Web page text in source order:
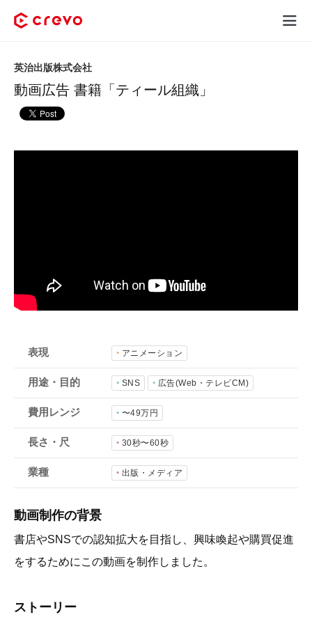
採用コンテンツ制作
お役立ち情報
会社概要
採用情報
お問合わせ・無料見積もり
動画広告 書籍「ティール組織」
英治出版株式会社
表現 アニメーション
用途・目的 SNS 広告(Web・テレビCM)
費用レンジ 〜49万円
長さ・尺 30秒〜60秒
業種 出版・メディア
動画制作の背景
書店やSNSでの認知拡大を目指し、興味喚起や購買促進
をするためにこの動画を制作しました。
ストーリー